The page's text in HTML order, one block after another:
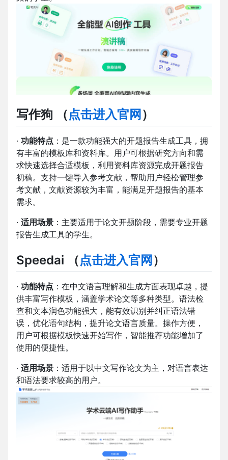
写作狗 （点击进入官网 ）
· 功能特点 ：是一款功能强大的开题报告生成工具，拥
有丰富的模板库和资料库。用户可根据研究方向和需
求快速选择合适模板，利用资料库资源完成开题报告
初稿。支持一键导入参考文献，帮助用户轻松管理参
考文献，文献资源较为丰富，能满足开题报告的基本
需求。
· 适用场景 ：主要适用于论文开题阶段，需要专业开题
报告生成工具的学生。
Speedai （点击进入官网 ）
· 功能特点 ：在中文语言理解和生成方面表现卓越，提
供丰富写作模板，涵盖学术论文等多种类型。语法检
查和文本润色功能强大，能有效识别并纠正语法错
误，优化语句结构，提升论文语言质量。操作方便，
用户可根据模板快速开始写作，智能推荐功能增加了
使用的便捷性。
· 适用场景 ：适用于以中文写作论文为主，对语言表达
和语法要求较高的用户。